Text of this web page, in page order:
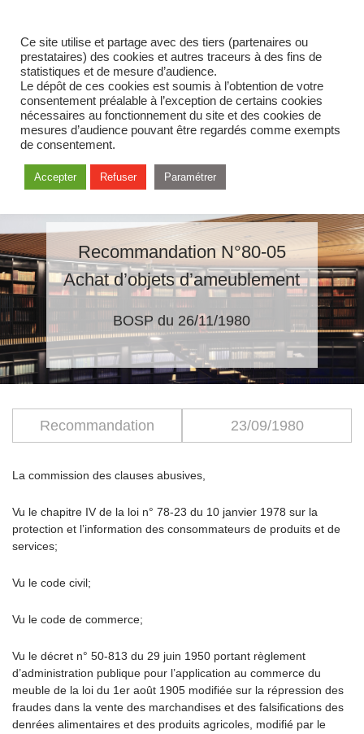
Recommandation N°80-05
Achat d’objets d’ameublement
BOSP du 26/11/1980
Recommandation 23/09/1980
La commission des clauses abusives,
Vu le chapitre IV de la loi n° 78-23 du 10 janvier 1978 sur la
protection et l’information des consommateurs de produits et de
services;
Vu le code civil;
Vu le code de commerce;
Vu le décret n° 50-813 du 29 juin 1950 portant règlement
d’administration publique pour l’application au commerce du
meuble de la loi du 1er août 1905 modifiée sur la répression des
fraudes dans la vente des marchandises et des falsifications des
denrées alimentaires et des produits agricoles, modifié par le
Ce site utilise et partage avec des tiers (partenaires ou
prestataires) des cookies et autres traceurs à des fins de
statistiques et de mesure d’audience.
Le dépôt de ces cookies est soumis à l’obtention de votre
consentement préalable à l’exception de certains cookies
nécessaires au fonctionnement du site et des cookies de
mesures d’audience pouvant être regardés comme exempts
de consentement.
Accepter Refuser Paramétrer